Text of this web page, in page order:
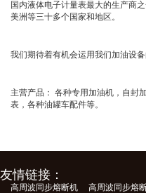
国内液体电子计量表最大的生产商
美洲等三十多个国家和地区。
我们期待着有机会运用我们加油设
主营产品： 各种专用加油机，自封
表，各种油罐车配件等。
友情链接：
高周波同步熔断机 高周波同步熔